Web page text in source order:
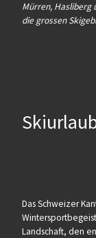
Mürren, Hasliberg
die grossen
Das Schweizer
Landschaft, den